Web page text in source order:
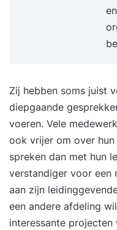
Zij hebben soms juist
diepgaande
voeren. Vele
ook vrijer om over
spreken dan met hun
verstandiger voor een
aan zijn
een andere afdeling
interessante projecten